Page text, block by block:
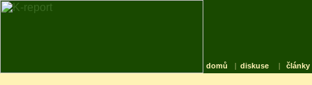
domů | diskuse | články